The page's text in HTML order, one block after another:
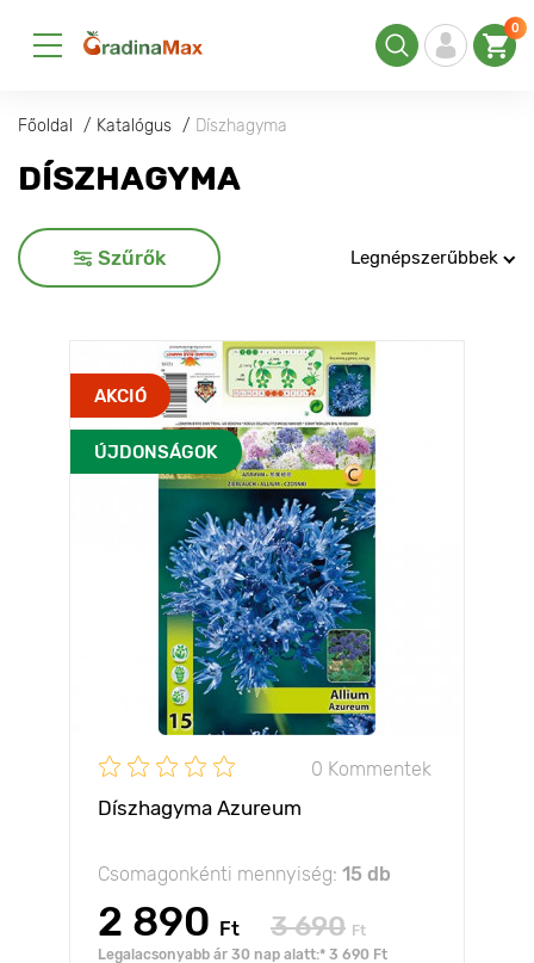
0
Főoldal Katalógus Díszhagyma
DÍSZHAGYMA
Szűrők Legnépszerűbbek
AKCIÓ
ÚJDONSÁGOK
0 Kommentek
Díszhagyma Azureum
Csomagonkénti mennyiség: 15 db
2 890 Ft 3 690 Ft
Legalacsonyabb ár 30 nap alatt:* 3 690 Ft